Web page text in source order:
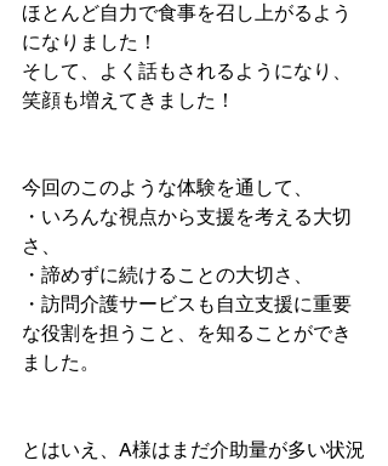
ほとんど自力で食事を召し上がるよう
になりました！
そして、よく話もされるようになり、
笑顔も増えてきました！
今回のこのような体験を通して、
・いろんな視点から支援を考える大切
さ、
・諦めずに続けることの大切さ、
・訪問介護サービスも自立支援に重要
な役割を担うこと、を知ることができ
ました。
とはいえ、A様はまだ介助量が多い状況